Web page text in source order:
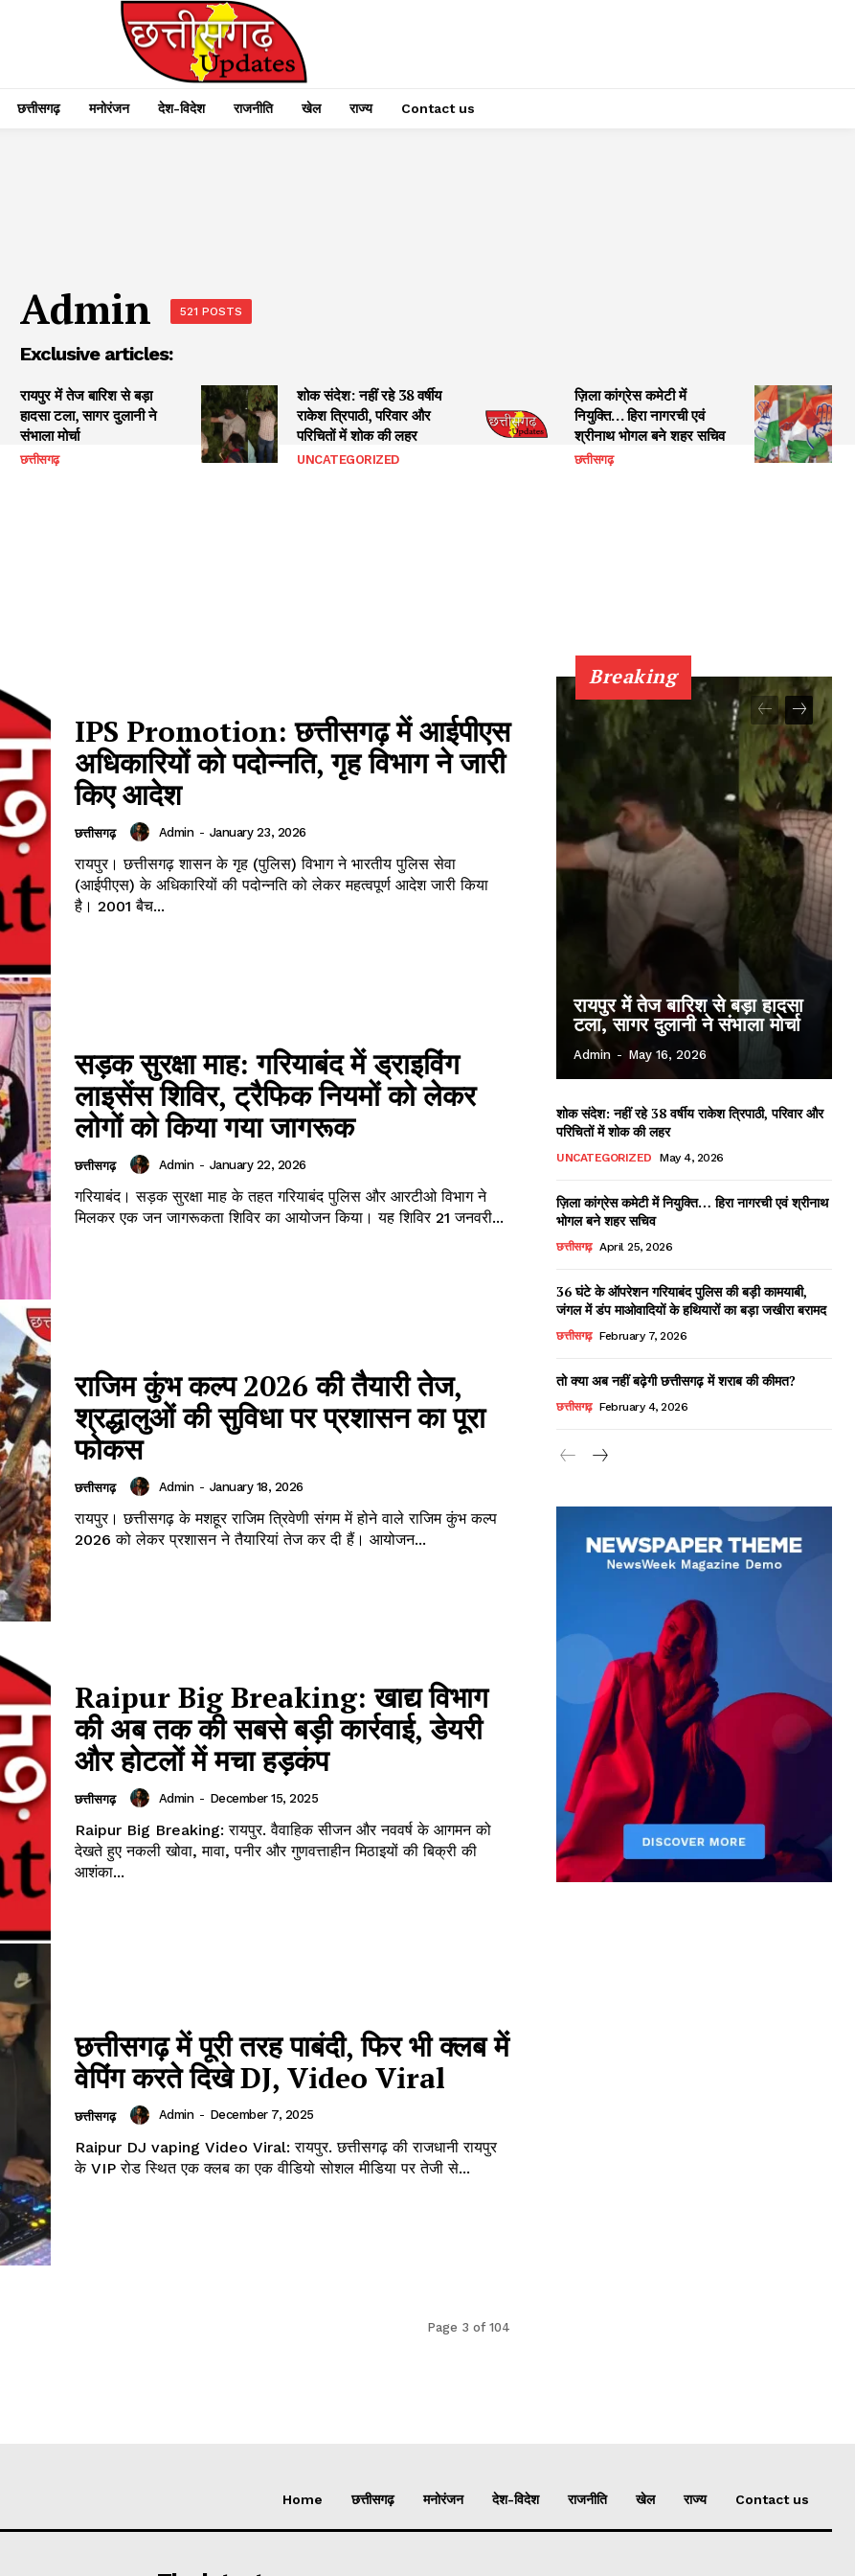
छत्तीसगढ़ मनोरंजन देश-विदेश राजनीति खेल राज्य Contact us
Admin 521 POSTS
Exclusive articles:
रायपुर में तेज बारिश से बड़ा
हादसा टला, सागर दुलानी ने
संभाला मोर्चा
छत्तीसगढ़
शोक संदेश: नहीं रहे 38 वर्षीय
राकेश त्रिपाठी, परिवार और
परिचितों में शोक की लहर
UNCATEGORIZED
ज़िला कांग्रेस कमेटी में
नियुक्ति… हिरा नागरची एवं
श्रीनाथ भोगल बने शहर सचिव
छत्तीसगढ़
IPS Promotion: छत्तीसगढ़ में आईपीएस
अधिकारियों को पदोन्नति, गृह विभाग ने जारी
किए आदेश
छत्तीसगढ़ Admin - January 23, 2026
रायपुर। छत्तीसगढ़ शासन के गृह (पुलिस) विभाग ने भारतीय पुलिस सेवा
(आईपीएस) के अधिकारियों की पदोन्नति को लेकर महत्वपूर्ण आदेश जारी किया
है। 2001 बैच...
सड़क सुरक्षा माह: गरियाबंद में ड्राइविंग
लाइसेंस शिविर, ट्रैफिक नियमों को लेकर
लोगों को किया गया जागरूक
छत्तीसगढ़ Admin - January 22, 2026
गरियाबंद। सड़क सुरक्षा माह के तहत गरियाबंद पुलिस और आरटीओ विभाग ने
मिलकर एक जन जागरूकता शिविर का आयोजन किया। यह शिविर 21 जनवरी...
राजिम कुंभ कल्प 2026 की तैयारी तेज,
श्रद्धालुओं की सुविधा पर प्रशासन का पूरा
फोकस
छत्तीसगढ़ Admin - January 18, 2026
रायपुर। छत्तीसगढ़ के मशहूर राजिम त्रिवेणी संगम में होने वाले राजिम कुंभ कल्प
2026 को लेकर प्रशासन ने तैयारियां तेज कर दी हैं। आयोजन...
Raipur Big Breaking: खाद्य विभाग
की अब तक की सबसे बड़ी कार्रवाई, डेयरी
और होटलों में मचा हड़कंप
छत्तीसगढ़ Admin - December 15, 2025
Raipur Big Breaking: रायपुर. वैवाहिक सीजन और नववर्ष के आगमन को
देखते हुए नकली खोवा, मावा, पनीर और गुणवत्ताहीन मिठाइयों की बिक्री की
आशंका...
छत्तीसगढ़ में पूरी तरह पाबंदी, फिर भी क्लब में
वेपिंग करते दिखे DJ, Video Viral
छत्तीसगढ़ Admin - December 7, 2025
Raipur DJ vaping Video Viral: रायपुर. छत्तीसगढ़ की राजधानी रायपुर
के VIP रोड स्थित एक क्लब का एक वीडियो सोशल मीडिया पर तेजी से...
Page 3 of 104
Breaking
रायपुर में तेज बारिश से बड़ा हादसा
टला, सागर दुलानी ने संभाला मोर्चा
Admin - May 16, 2026
शोक संदेश: नहीं रहे 38 वर्षीय राकेश त्रिपाठी, परिवार और
परिचितों में शोक की लहर
UNCATEGORIZED May 4, 2026
ज़िला कांग्रेस कमेटी में नियुक्ति… हिरा नागरची एवं श्रीनाथ
भोगल बने शहर सचिव
छत्तीसगढ़ April 25, 2026
36 घंटे के ऑपरेशन गरियाबंद पुलिस की बड़ी कामयाबी,
जंगल में डंप माओवादियों के हथियारों का बड़ा जखीरा बरामद
छत्तीसगढ़ February 7, 2026
तो क्या अब नहीं बढ़ेगी छत्तीसगढ़ में शराब की कीमत?
छत्तीसगढ़ February 4, 2026
Home छत्तीसगढ़ मनोरंजन देश-विदेश राजनीति खेल राज्य Contact us